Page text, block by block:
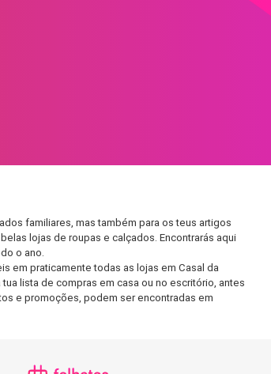
familiares, mas também para os teus artigos
lojas de roupas e calçados. Encontrarás aqui
o ano.
em praticamente todas as lojas em Casal da
lista de compras em casa ou no escritório, antes
e promoções, podem ser encontradas em